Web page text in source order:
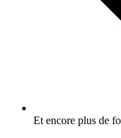
Et encore plus de